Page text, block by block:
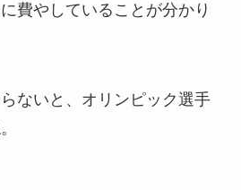
費やしていることが分かり
ないと、オリンピック選手